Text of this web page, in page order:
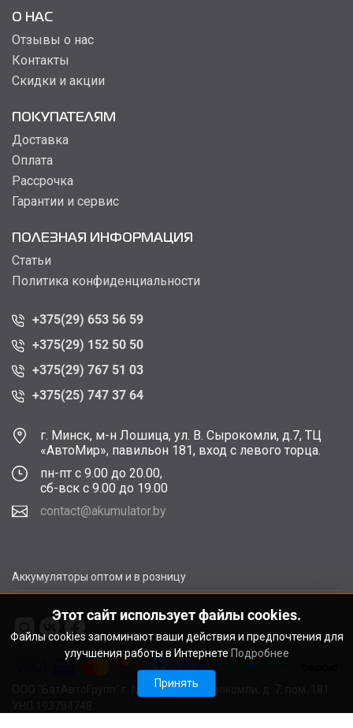
О НАС
Отзывы о нас
Контакты
Скидки и акции
ПОКУПАТЕЛЯМ
Доставка
Оплата
Рассрочка
Гарантии и сервис
ПОЛЕЗНАЯ ИНФОРМАЦИЯ
Статьи
Политика конфиденциальности
+375(29) 653 56 59
+375(29) 152 50 50
+375(29) 767 51 03
+375(25) 747 37 64
г. Минск, м-н Лошица, ул. В. Сырокомли, д.7, ТЦ
«АвтоМир», павильон 181, вход с левого торца.
пн-пт с 9.00 до 20.00,
сб-вск с 9.00 до 19.00
contact@akumulator.by
Аккумуляторы оптом и в розницу
ООО "БатАвтоГрупп" г. Минск, ул. В. Сырокомли, д. 7, пом. 181
Этот сайт использует файлы cookies.
Файлы cookies запоминают ваши действия и предпочтения для
улучшения работы в Интернете Подробнее
Принять